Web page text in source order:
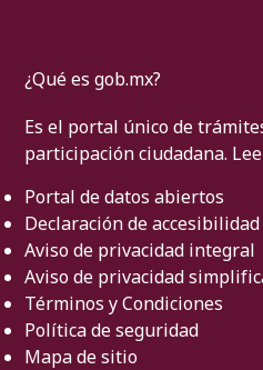
¿Qué es gob.mx?
Es el portal único de
participación ciudadana.
Portal de datos abiertos
Declaración de accesibilidad
Aviso de privacidad integral
Aviso de privacidad
Términos y Condiciones
Política de seguridad
Mapa de sitio